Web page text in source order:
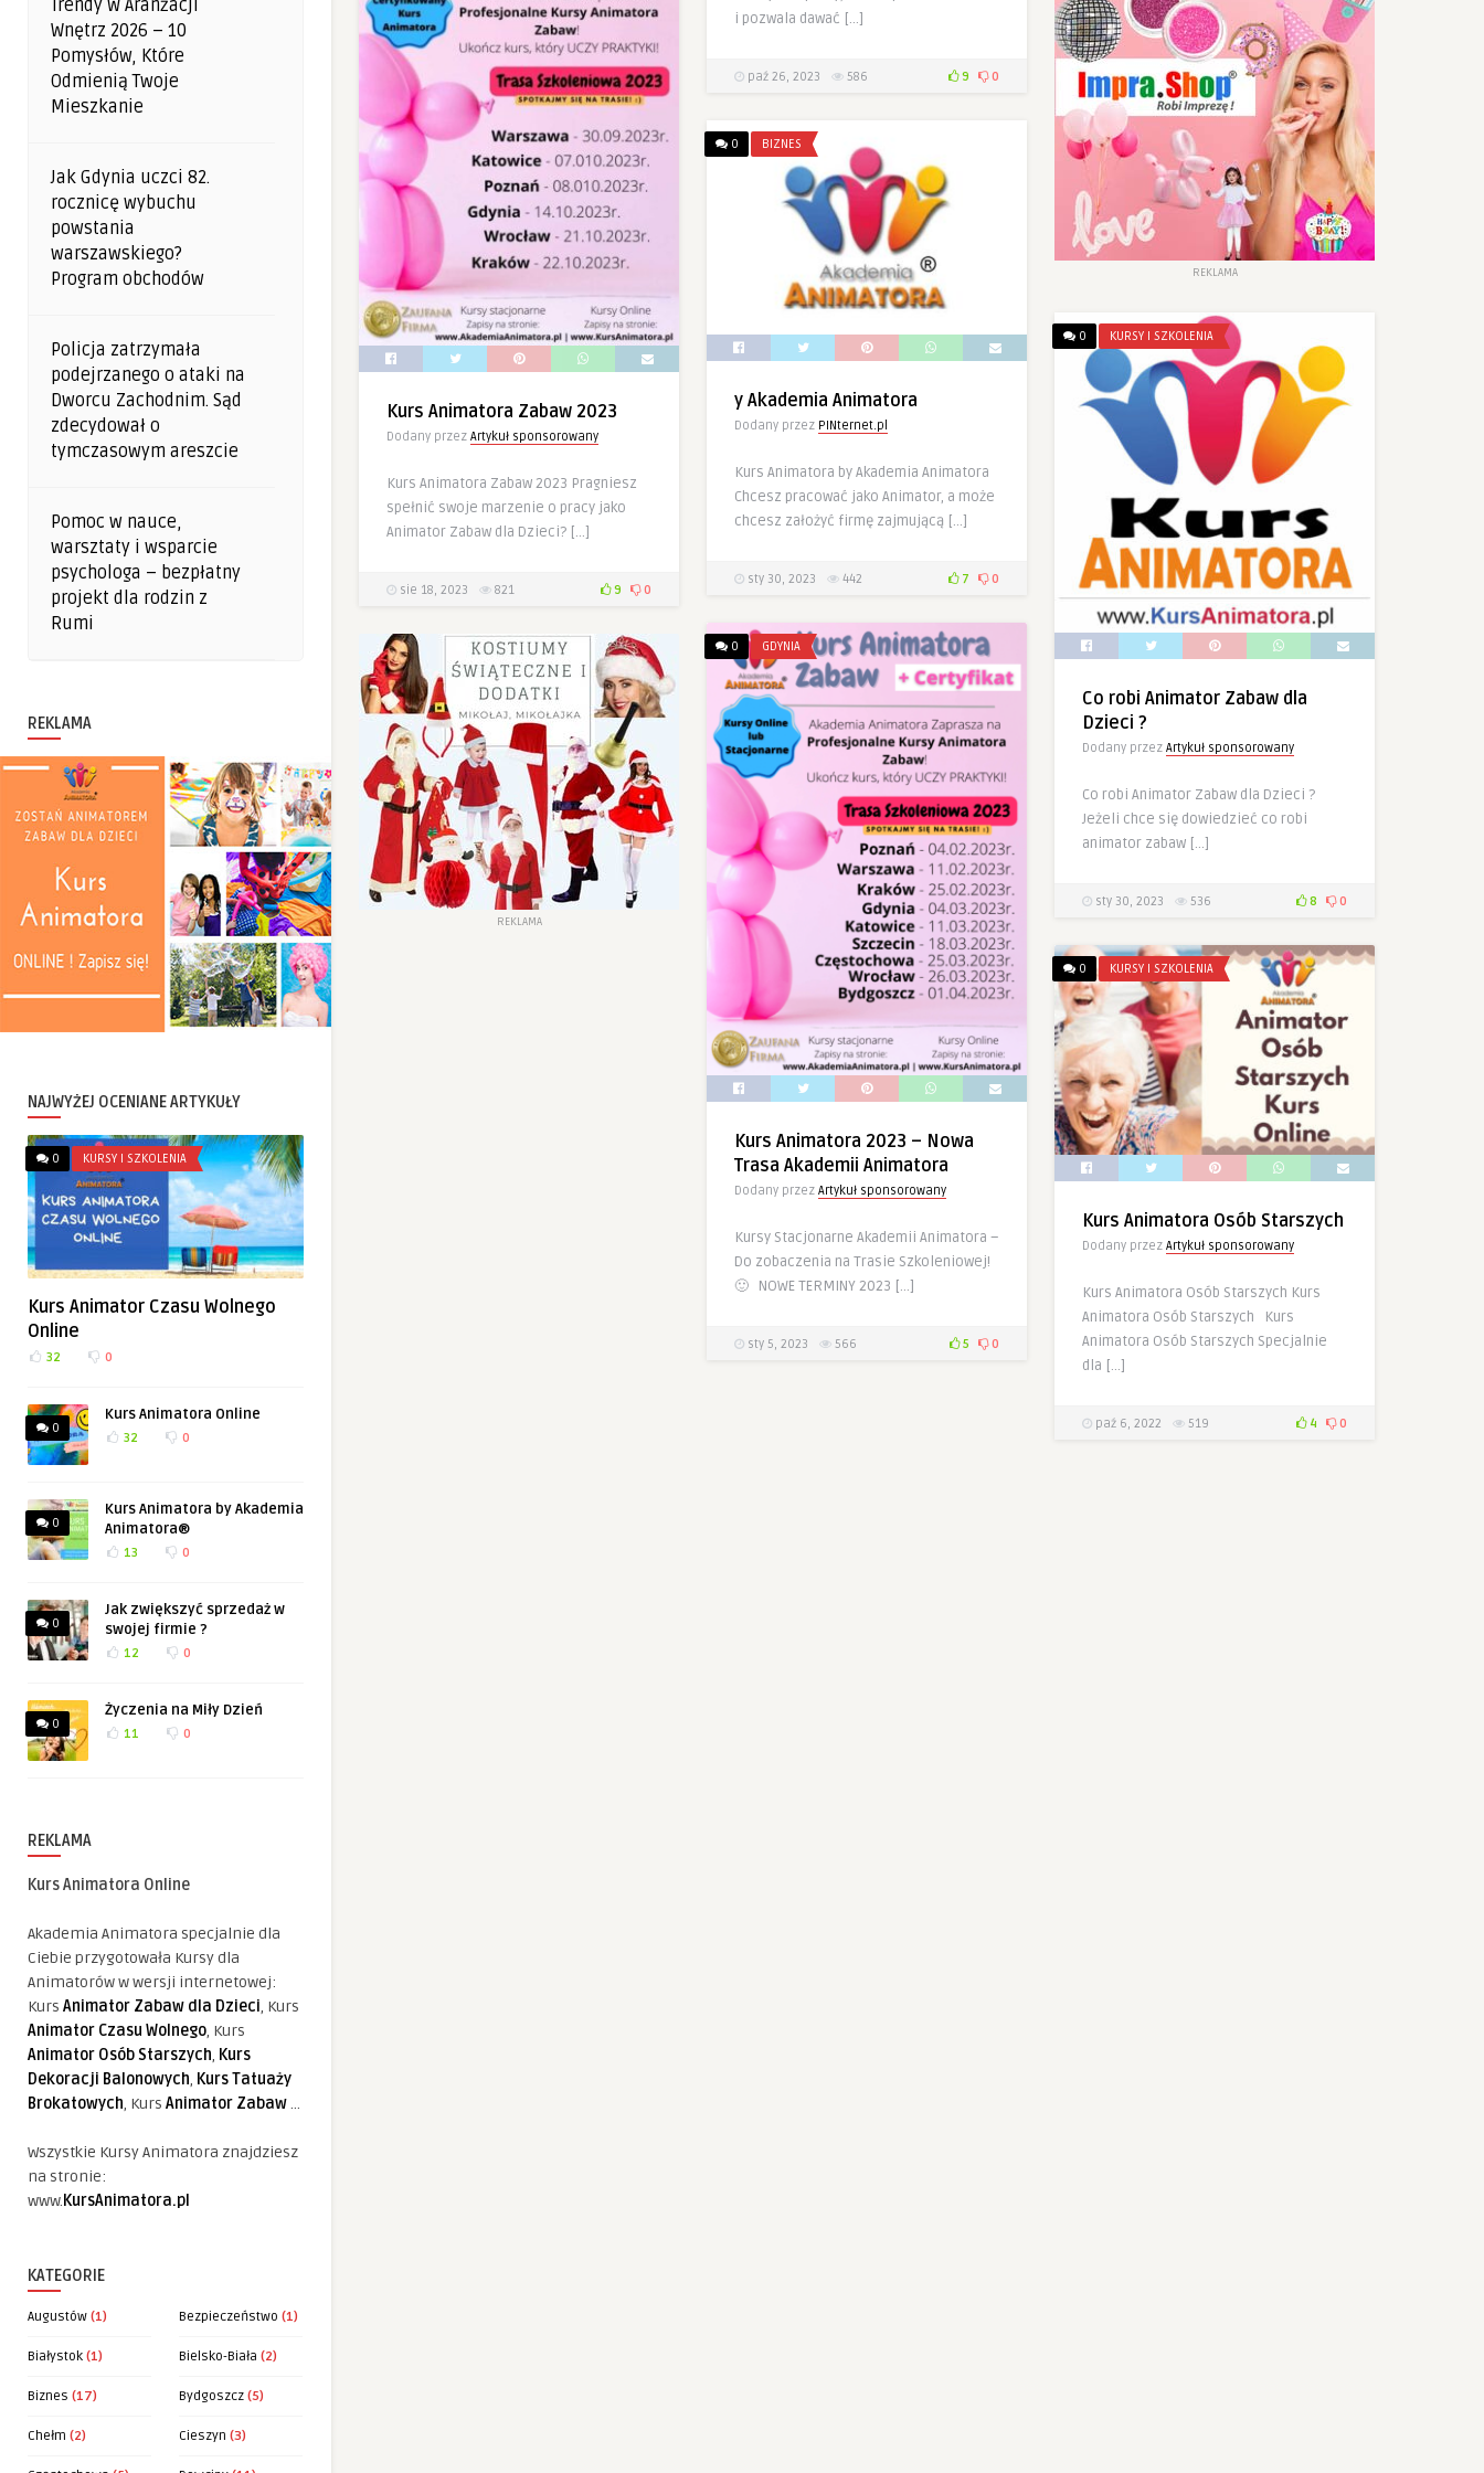
Trendy W Aranżacji
Wnętrz 2026 – 10
Pomysłów, Które
Odmienią Twoje
Mieszkanie
Jak Gdynia uczci 82.
rocznicę wybuchu
powstania
warszawskiego?
Program obchodów
Policja zatrzymała
podejrzanego o ataki na
Dworcu Zachodnim. Sąd
zdecydował o
tymczasowym areszcie
Pomoc w nauce,
warsztaty i wsparcie
psychologa – bezpłatny
projekt dla rodzin z
Rumi
REKLAMA
NAJWYŻEJ OCENIANE ARTYKUŁY
0 KURSY I SZKOLENIA
Kurs Animator Czasu Wolnego
Online
32 0
0
Kurs Animatora Online
32 0
0
Kurs Animatora by Akademia
Animatora®
13 0
0
Jak zwiększyć sprzedaż w
swojej firmie ?
12 0
0
Życzenia na Miły Dzień
11 0
REKLAMA
Kurs Animatora Online
Akademia Animatora specjalnie dla
Ciebie przygotowała Kursy dla
Animatorów w wersji internetowej:
Kurs Animator Zabaw dla Dzieci, Kurs
Animator Czasu Wolnego, Kurs
Animator Osób Starszych, Kurs
Dekoracji Balonowych, Kurs Tatuaży
Brokatowych, Kurs Animator Zabaw...
Wszystkie Kursy Animatora znajdziesz
na stronie:
www.KursAnimatora.pl
KATEGORIE
Augustów (1) Bezpieczeństwo (1)
Białystok (1) Bielsko-Biała (2)
Biznes (17) Bydgoszcz (5)
Chełm (2) Cieszyn (3)
i pozwala dawać […]
paź 26, 2023 586 9 0
Kurs Animatora Zabaw 2023
Dodany przez Artykuł sponsorowany
Kurs Animatora Zabaw 2023 Pragniesz
spełnić swoje marzenie o pracy jako
Animator Zabaw dla Dzieci? […]
sie 18, 2023 821 9 0
REKLAMA
0 BIZNES
y Akademia Animatora
Dodany przez PINternet.pl
Kurs Animatora by Akademia Animatora
Chcesz pracować jako Animator, a może
chcesz założyć firmę zajmującą […]
sty 30, 2023 442 7 0
0 KURSY I SZKOLENIA
Co robi Animator Zabaw dla
Dzieci ?
Dodany przez Artykuł sponsorowany
Co robi Animator Zabaw dla Dzieci ?
Jeżeli chce się dowiedzieć co robi
animator zabaw […]
sty 30, 2023 536 8 0
0 GDYNIA
Kurs Animatora 2023 – Nowa
Trasa Akademii Animatora
Dodany przez Artykuł sponsorowany
Kursy Stacjonarne Akademii Animatora –
Do zobaczenia na Trasie Szkoleniowej!
🙂 NOWE TERMINY 2023 […]
sty 5, 2023 566 5 0
REKLAMA
0 KURSY I SZKOLENIA
Kurs Animatora Osób Starszych
Dodany przez Artykuł sponsorowany
Kurs Animatora Osób Starszych Kurs
Animatora Osób Starszych Kurs
Animatora Osób Starszych Specjalnie
dla […]
paź 6, 2022 519 4 0